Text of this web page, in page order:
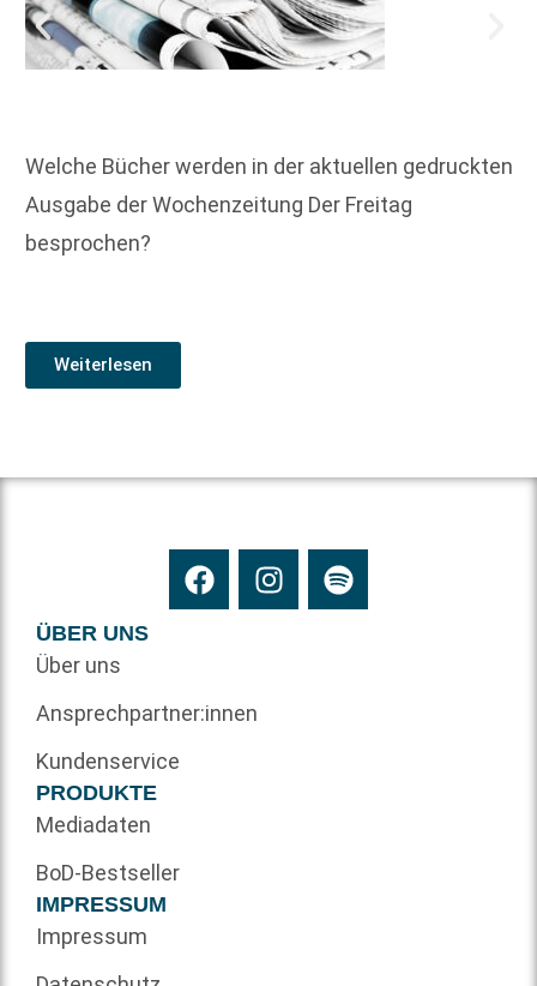
Welche Bücher werden in der aktuellen gedruckten
Ausgabe der Wochenzeitung Der Freitag
besprochen?
Weiterlesen
ÜBER UNS
Über uns
Ansprechpartner:innen
Kundenservice
PRODUKTE
Mediadaten
BoD-Bestseller
IMPRESSUM
Impressum